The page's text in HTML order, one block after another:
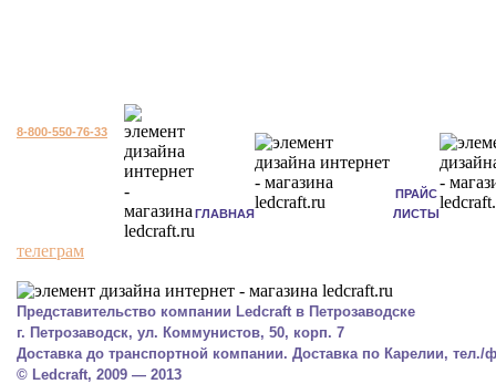
8-800-550-76-33
ГЛАВНАЯ
ПРАЙС
ЛИСТЫ
телеграм
Представительство компании Ledcraft в Петрозаводске
г. Петрозаводск, ул. Коммунистов, 50, корп. 7
Доставка до транспортной компании. Доставка по Карелии, тел./
© Ledcraft, 2009 — 2013